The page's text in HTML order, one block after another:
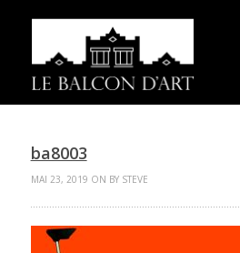
ba8003
MAI 23, 2019 ON BY STEVE